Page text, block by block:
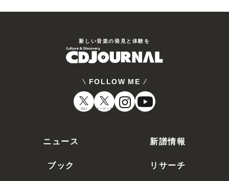
新しい⾳楽の発⾒と体験を
FOLLOW ME
CDJ オーディオ
ニュース
新譜情報
ブック
リサーチ